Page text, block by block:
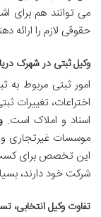
می توانند هم برای
حقوقی لازم را ارائه
وکیل ثبتی در شهرک دریا
امور ثبتی مربوط
اختراعات، تغییرات
اسناد و املاک است.
موسسات غیرتجاری و
این تخصص برای کسب
شرکت خود دارند،
تفاوت وکیل انتخابی،